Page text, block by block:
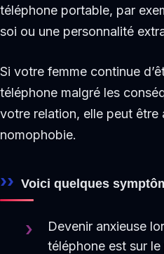
téléphone portable, par
soi ou une personnalité
Si votre femme continue
téléphone malgré les
votre relation, elle peut être
nomophobie.
Voici quelques
Devenir anxieuse
téléphone est sur le